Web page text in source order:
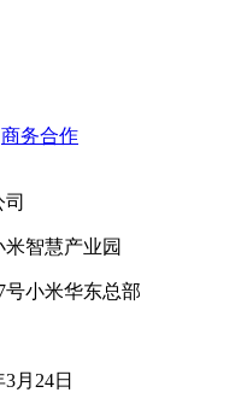
商务合作
智慧产业园
小米华东总部
月24日